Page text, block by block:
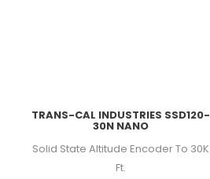
TRANS-CAL INDUSTRIES SSD120-
30N NANO
Solid State Altitude Encoder To 30K
Ft.